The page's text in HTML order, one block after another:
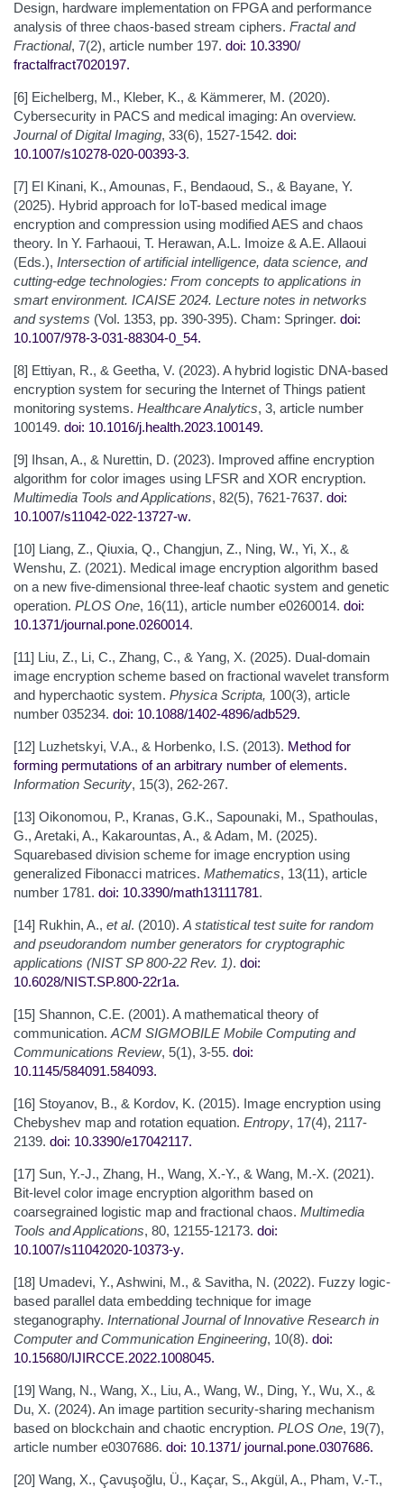
Design, hardware implementation on FPGA and performance
analysis of three chaos-based stream ciphers. Fractal and
Fractional, 7(2), article number 197. doi: 10.3390/
fractalfract7020197.
[6] Eichelberg, M., Kleber, K., & Kämmerer, M. (2020).
Cybersecurity in PACS and medical imaging: An overview.
Journal of Digital Imaging, 33(6), 1527-1542. doi:
10.1007/s10278-020-00393-3.
[7] El Kinani, K., Amounas, F., Bendaoud, S., & Bayane, Y.
(2025). Hybrid approach for IoT-based medical image
encryption and compression using modified AES and chaos
theory. In Y. Farhaoui, T. Herawan, A.L. Imoize & A.E. Allaoui
(Eds.), Intersection of artificial intelligence, data science, and
cutting-edge technologies: From concepts to applications in
smart environment. ICAISE 2024. Lecture notes in networks
and systems (Vol. 1353, pp. 390-395). Cham: Springer. doi:
10.1007/978-3-031-88304-0_54.
[8] Ettiyan, R., & Geetha, V. (2023). A hybrid logistic DNA-based
encryption system for securing the Internet of Things patient
monitoring systems. Healthcare Analytics, 3, article number
100149. doi: 10.1016/j.health.2023.100149.
[9] Ihsan, A., & Nurettin, D. (2023). Improved affine encryption
algorithm for color images using LFSR and XOR encryption.
Multimedia Tools and Applications, 82(5), 7621-7637. doi:
10.1007/s11042-022-13727-w.
[10] Liang, Z., Qiuxia, Q., Changjun, Z., Ning, W., Yi, X., &
Wenshu, Z. (2021). Medical image encryption algorithm based
on a new five-dimensional three-leaf chaotic system and genetic
operation. PLOS One, 16(11), article number e0260014. doi:
10.1371/journal.pone.0260014.
[11] Liu, Z., Li, C., Zhang, C., & Yang, X. (2025). Dual-domain
image encryption scheme based on fractional wavelet transform
and hyperchaotic system. Physica Scripta, 100(3), article
number 035234. doi: 10.1088/1402-4896/adb529.
[12] Luzhetskyi, V.A., & Horbenko, I.S. (2013). Method for
forming permutations of an arbitrary number of elements.
Information Security, 15(3), 262-267.
[13] Oikonomou, P., Kranas, G.K., Sapounaki, M., Spathoulas,
G., Aretaki, A., Kakarountas, A., & Adam, M. (2025).
Squarebased division scheme for image encryption using
generalized Fibonacci matrices. Mathematics, 13(11), article
number 1781. doi: 10.3390/math13111781.
[14] Rukhin, A., et al. (2010). A statistical test suite for random
and pseudorandom number generators for cryptographic
applications (NIST SP 800-22 Rev. 1). doi:
10.6028/NIST.SP.800-22r1a.
[15] Shannon, C.E. (2001). A mathematical theory of
communication. ACM SIGMOBILE Mobile Computing and
Communications Review, 5(1), 3-55. doi:
10.1145/584091.584093.
[16] Stoyanov, B., & Kordov, K. (2015). Image encryption using
Chebyshev map and rotation equation. Entropy, 17(4), 2117-
2139. doi: 10.3390/e17042117.
[17] Sun, Y.-J., Zhang, H., Wang, X.-Y., & Wang, M.-X. (2021).
Bit-level color image encryption algorithm based on
coarsegrained logistic map and fractional chaos. Multimedia
Tools and Applications, 80, 12155-12173. doi:
10.1007/s11042020-10373-y.
[18] Umadevi, Y., Ashwini, M., & Savitha, N. (2022). Fuzzy logic-
based parallel data embedding technique for image
steganography. International Journal of Innovative Research in
Computer and Communication Engineering, 10(8). doi:
10.15680/IJIRCCE.2022.1008045.
[19] Wang, N., Wang, X., Liu, A., Wang, W., Ding, Y., Wu, X., &
Du, X. (2024). An image partition security-sharing mechanism
based on blockchain and chaotic encryption. PLOS One, 19(7),
article number e0307686. doi: 10.1371/ journal.pone.0307686.
[20] Wang, X., Çavuşoğlu, Ü., Kaçar, S., Akgül, A., Pham, V.-T.,